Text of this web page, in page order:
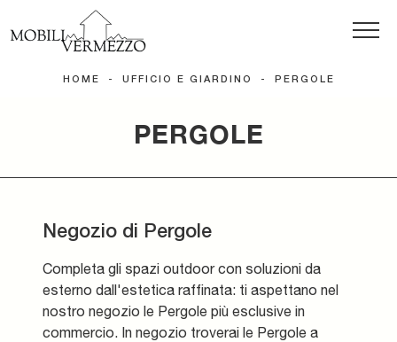
HOME - UFFICIO E GIARDINO - PERGOLE
PERGOLE
Negozio di Pergole
Completa gli spazi outdoor con soluzioni da
esterno dall'estetica raffinata: ti aspettano nel
nostro negozio le Pergole più esclusive in
commercio. In negozio troverai le Pergole a